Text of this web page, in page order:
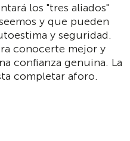
los "tres aliados"
y que pueden
y seguridad.
conocerte mejor y
confianza genuina. La
completar aforo.